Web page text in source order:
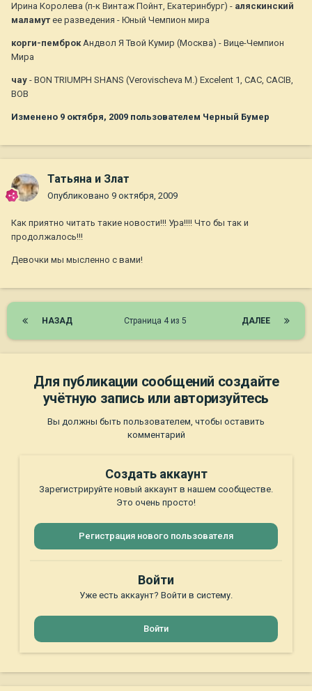
Ирина Королева (п-к Винтаж Пойнт, Екатеринбург) - аляскинский
маламут ее разведения - Юный Чемпион мира
корги-пемброкАндвол Я Твой Кумир (Москва) - Вице-Чемпион
Мира
чау - BON TRIUMPH SHANS (Verovischeva M.) Excelent 1, CAC, CACIB,
BOB
Изменено 9 октября, 2009 пользователем Черный Бумер
Татьяна и Злат
Опубликовано 9 октября, 2009
Как приятно читать такие новости!!! Ура!!!! Что бы так и
продолжалось!!!
Девочки мы мысленно с вами!
НАЗАД ДАЛЕЕ
Страница 4 из 5
Для публикации сообщений создайте
учётную запись или авторизуйтесь
Вы должны быть пользователем, чтобы оставить
комментарий
Создать аккаунт
Зарегистрируйте новый аккаунт в нашем сообществе.
Это очень просто!
Регистрация нового пользователя
Войти
Уже есть аккаунт? Войти в систему.
Войти